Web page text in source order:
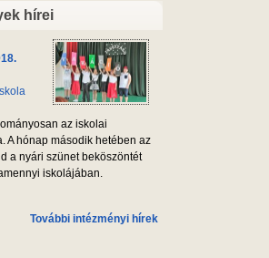
hírei
az iskolai
A hónap második hetében az
a nyári szünet beköszöntét
iskolájában.
További intézményi hírek